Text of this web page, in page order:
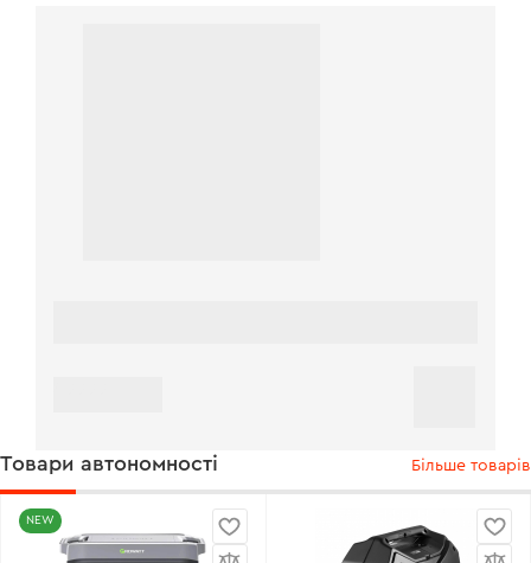
Товари автономності Більше товарів
NEW